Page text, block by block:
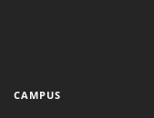
CAMPUS